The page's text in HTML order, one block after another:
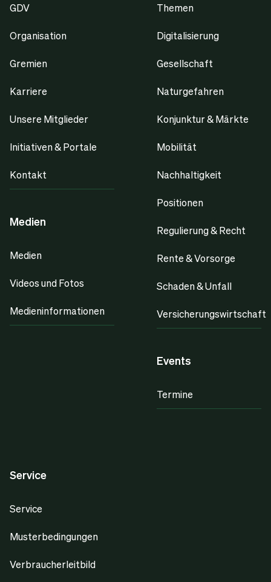
GDV
Organisation
Gremien
Karriere
Unsere Mitglieder
Initiativen & Portale
Kontakt
Medien
Medien
Videos und Fotos
Medieninformationen
Themen
Digitalisierung
Gesellschaft
Naturgefahren
Konjunktur & Märkte
Mobilität
Nachhaltigkeit
Positionen
Regulierung & Recht
Rente & Vorsorge
Schaden & Unfall
Versicherungswirtschaft
Events
Termine
Service
Service
Musterbedingungen
Verbraucherleitbild